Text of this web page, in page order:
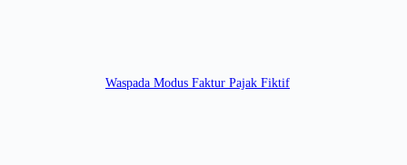
Waspada Modus Faktur Pajak Fiktif